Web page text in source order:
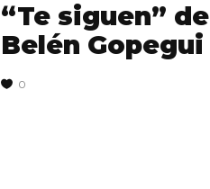
“Te siguen” de
Belén Gopegui
0